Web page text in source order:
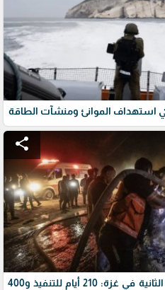
استهداف الموانئ ومنشآت الطاقة
share
تفاصيل جديدة حول اتفاق المرحلة الثانية في غزة: 210 أيام للتنفيذ و400